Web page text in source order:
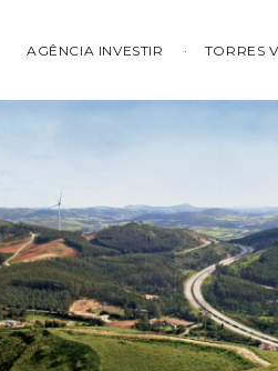
AGÊNCIA INVESTIR TORRES